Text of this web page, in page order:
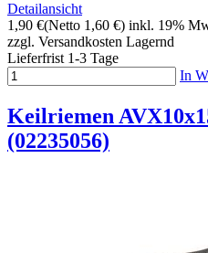
Detailansicht
1,90 €(Netto 1,60 €) inkl. 19%
zzgl. Versandkosten Lagernd
Lieferfrist 1-3 Tage
In
Keilriemen
(02235056)